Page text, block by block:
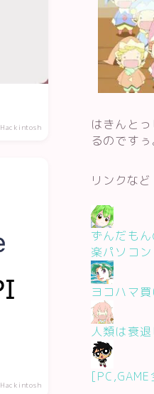
Hackintosh
Hackintosh
はきんと
るのですぅ
リンクなど
ずんだも
楽パソコ
ヨコハマ
人類は衰